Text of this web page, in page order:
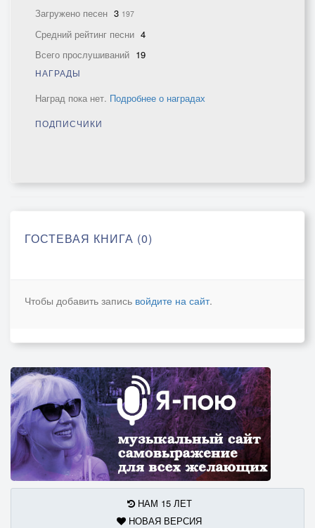
Загружено песен 3 197
Средний рейтинг песни 4
Всего прослушиваний 19
НАГРАДЫ
Наград пока нет. Подробнее о наградах
ПОДПИСЧИКИ
ГОСТЕВАЯ КНИГА (0)
Чтобы добавить запись войдите на сайт.
НАМ 15 ЛЕТ
НОВАЯ ВЕРСИЯ